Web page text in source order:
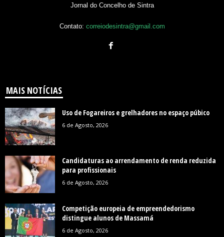
Jornal do Concelho de Sintra
Contato: correiodesintra@gmail.com
MAIS NOTÍCIAS
Uso de Fogareiros e grelhadores no espaço púbico
6 de Agosto, 2026
Candidaturas ao arrendamento de renda reduzida
para profissionais
6 de Agosto, 2026
Competição europeia de empreendedorismo
distingue alunos de Massamá
6 de Agosto, 2026